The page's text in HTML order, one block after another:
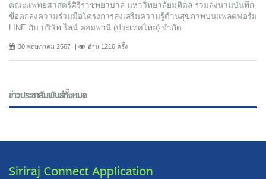
คณะแพทยศาสตร์ศิริราชพยาบาล มหาวิทยาลัยมหิดล ร่วมลงนามบันทึก
ข้อตกลงความร่วมมือโครงการส่งเสริมความรู้ด้านสุขภาพบนแพลตฟอร์ม
LINE กับ บริษัท ไลน์ คอมพานี (ประเทศไทย) จํากัด
30 พฤษภาคม 2567 อ่าน 1216 ครั้ง
ข่าวประชาสัมพันธ์ทั้งหมด
Siriraj Connect Application